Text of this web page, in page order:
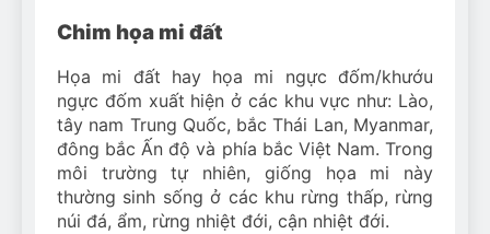
Chim họa mi đất
Họa mi đất hay họa mi ngực đốm/khướu
ngực đốm xuất hiện ở các khu vực như: Lào,
tây nam Trung Quốc, bắc Thái Lan, Myanmar,
đông bắc Ấn độ và phía bắc Việt Nam. Trong
môi trường tự nhiên, giống họa mi này
thường sinh sống ở các khu rừng thấp, rừng
núi đá, ẩm, rừng nhiệt đới, cận nhiệt đới.